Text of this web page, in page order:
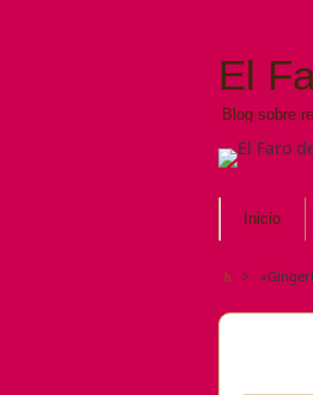
El
Blog sobre
Inicio
>